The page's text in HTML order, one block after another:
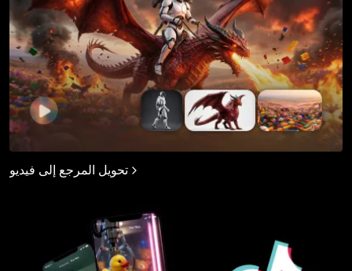
تحويل المرجع إلى فيديو